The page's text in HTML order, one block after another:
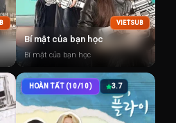
VIETSUB
Bí mật của bạn học
Bí mật của bạn học
HOÀN TẤT (10/10) 3.7